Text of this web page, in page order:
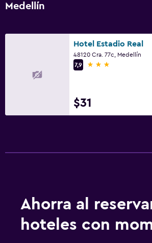
Medellín
Hotel Estadio Real
48120 Cra. 77c, Medellín
7,9
3 estrellas
$31
Ahorra al
hoteles con